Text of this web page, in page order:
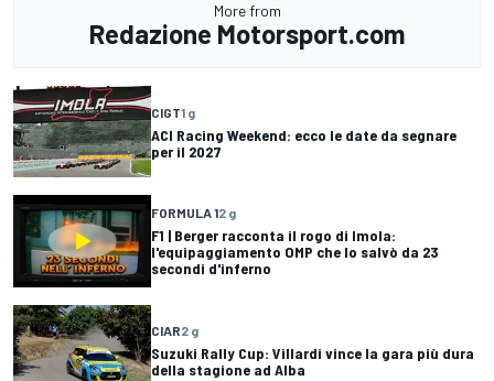
More from
Redazione Motorsport.com
CIGT1 g
ACI Racing Weekend: ecco le date da segnare
per il 2027
FORMULA 12 g
F1 | Berger racconta il rogo di Imola:
l'equipaggiamento OMP che lo salvò da 23
secondi d'inferno
CIAR2 g
Suzuki Rally Cup: Villardi vince la gara più dura
della stagione ad Alba